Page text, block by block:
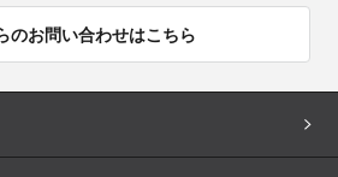
のお問い合わせはこちら